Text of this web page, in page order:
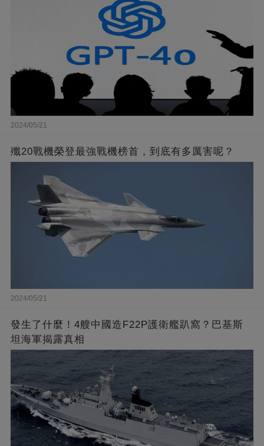
2024/05/21
殲20戰機榮登最強戰機榜首，到底有多厲害呢？
2024/05/21
發生了什麼！4艘中國造F22P護衛艦趴窩？巴基斯
坦海軍揭露真相